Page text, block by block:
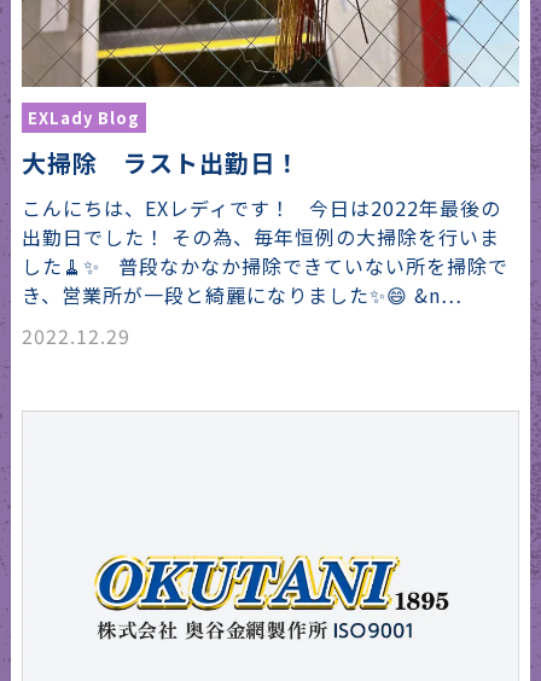
EXLady Blog
大掃除 ラスト出勤日！
こんにちは、EXレディです！ 今日は2022年最後の
出勤日でした！ その為、毎年恒例の大掃除を行いま
した🧹✨ 普段なかなか掃除できていない所を掃除で
き、営業所が一段と綺麗になりました✨😄 &n…
2022.12.29